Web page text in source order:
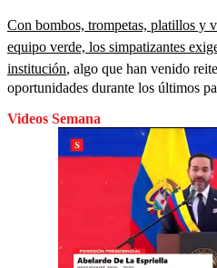
Con bombos, trompetas, platillos y
equipo verde, los simpatizantes
institución, algo que han venido
oportunidades durante los últimos
Videos Semana